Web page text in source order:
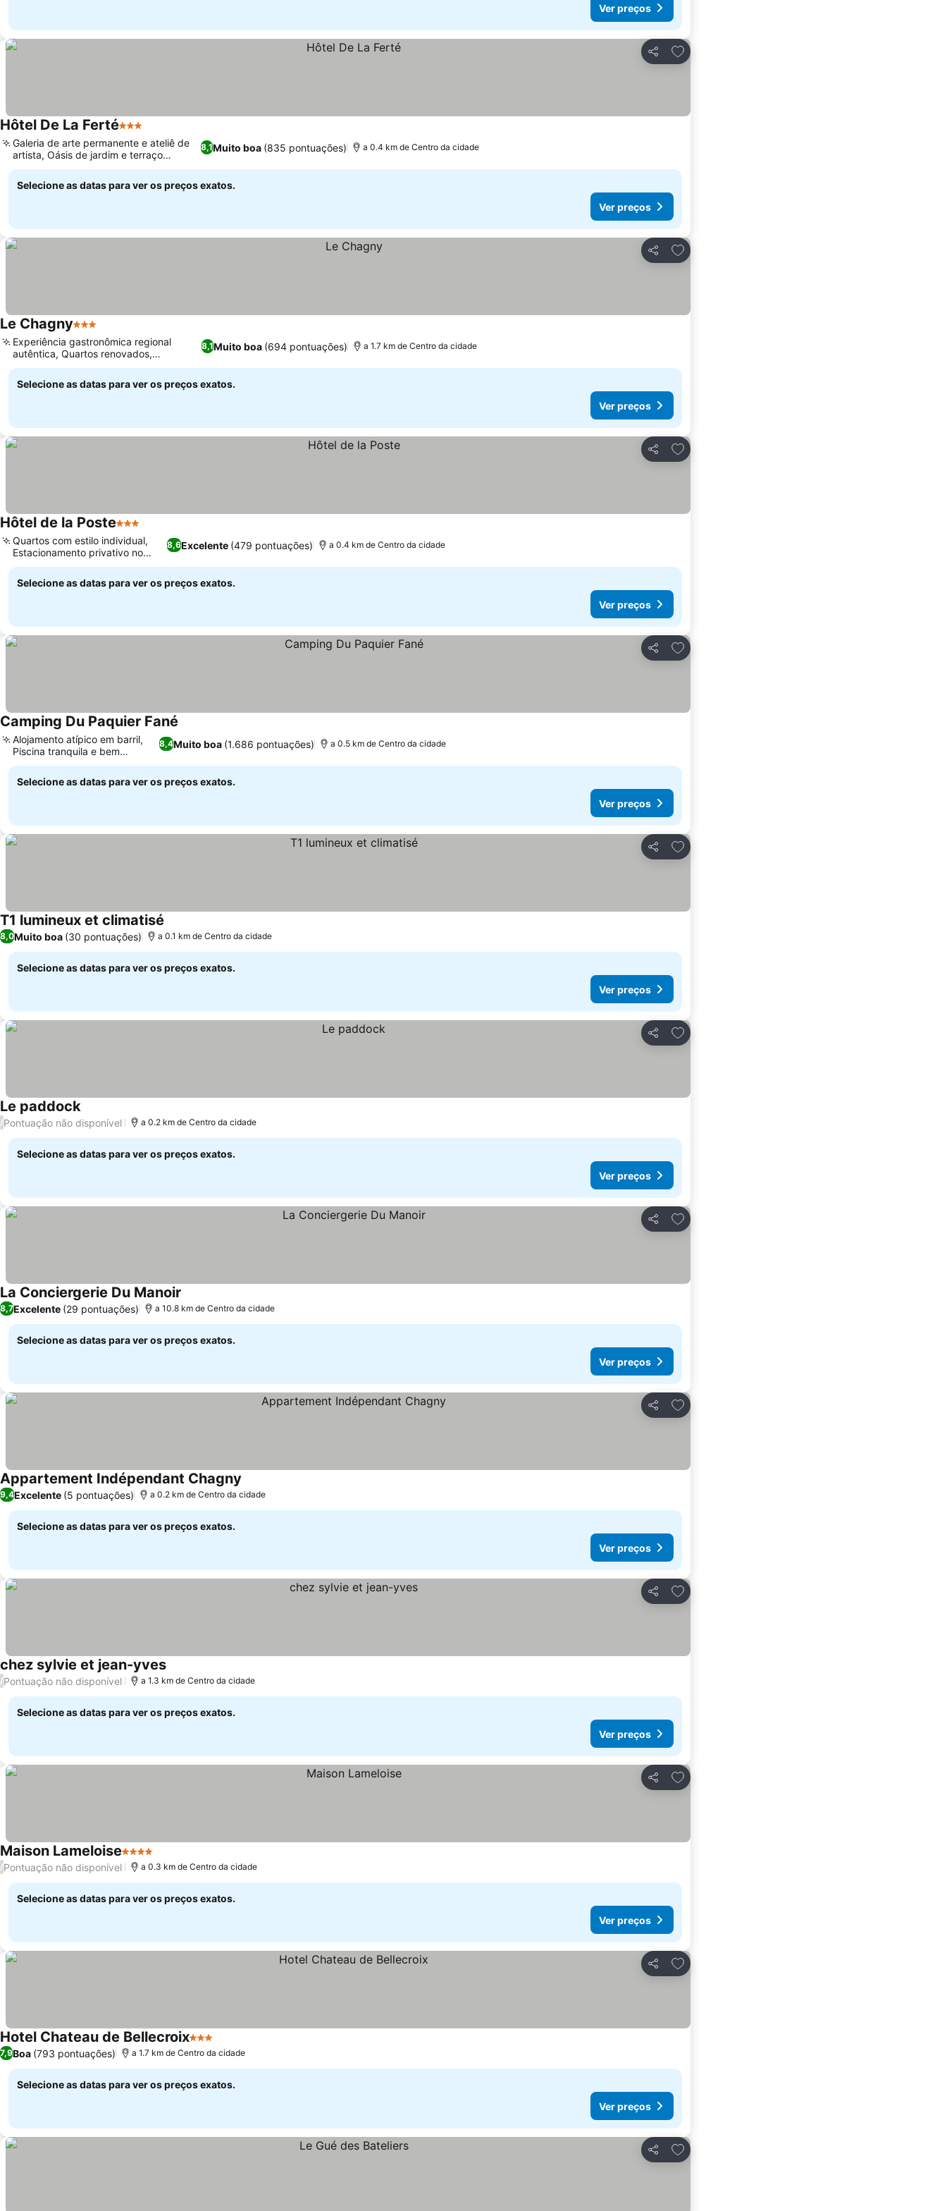
Ver preços
Partilhar
Adicionar aos favoritos
Hôtel De La Ferté3 Estrelas
8,1Muito boa (835 pontuações)
Galeria de arte permanente e ateliê de
artista, Oásis de jardim e terraço
sombreados
a 0.4 km de Centro da cidade
Selecione as datas para ver os preços exatos.
Ver preços
Partilhar
Adicionar aos favoritos
Le Chagny3 Estrelas
8,1Muito boa (694 pontuações)
Experiência gastronômica regional
autêntica, Quartos renovados,
espaçosos e limpos
a 1.7 km de Centro da cidade
Selecione as datas para ver os preços exatos.
Ver preços
Partilhar
Adicionar aos favoritos
Hôtel de la Poste3 Estrelas
8,6Excelente (479 pontuações)
Quartos com estilo individual,
Estacionamento privativo no
local
a 0.4 km de Centro da cidade
Selecione as datas para ver os preços exatos.
Ver preços
Partilhar
Adicionar aos favoritos
Camping Du Paquier Fané
8,4Muito boa (1.686 pontuações)
Alojamento atípico em barril,
Piscina tranquila e bem
cuidada
a 0.5 km de Centro da cidade
Selecione as datas para ver os preços exatos.
Ver preços
Partilhar
Adicionar aos favoritos
T1 lumineux et climatisé
8,0Muito boa (30 pontuações) a 0.1 km de Centro da cidade
Selecione as datas para ver os preços exatos.
Ver preços
Partilhar
Adicionar aos favoritos
Le paddock
/Pontuação não disponível a 0.2 km de Centro da cidade
Selecione as datas para ver os preços exatos.
Ver preços
Partilhar
Adicionar aos favoritos
La Conciergerie Du Manoir
8,7Excelente (29 pontuações) a 10.8 km de Centro da cidade
Selecione as datas para ver os preços exatos.
Ver preços
Partilhar
Adicionar aos favoritos
Appartement Indépendant Chagny
9,4Excelente (5 pontuações) a 0.2 km de Centro da cidade
Selecione as datas para ver os preços exatos.
Ver preços
Partilhar
Adicionar aos favoritos
chez sylvie et jean-yves
/Pontuação não disponível a 1.3 km de Centro da cidade
Selecione as datas para ver os preços exatos.
Ver preços
Partilhar
Adicionar aos favoritos
Maison Lameloise4 Estrelas
/Pontuação não disponível a 0.3 km de Centro da cidade
Selecione as datas para ver os preços exatos.
Ver preços
Partilhar
Adicionar aos favoritos
Hotel Chateau de Bellecroix3 Estrelas
7,9Boa (793 pontuações) a 1.7 km de Centro da cidade
Selecione as datas para ver os preços exatos.
Ver preços
Partilhar
Adicionar aos favoritos